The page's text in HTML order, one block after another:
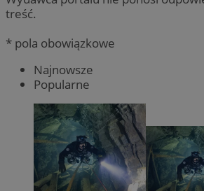
treść.
* pola obowiązkowe
Najnowsze
Popularne